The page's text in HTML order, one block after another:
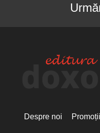
Despre noi Promoții